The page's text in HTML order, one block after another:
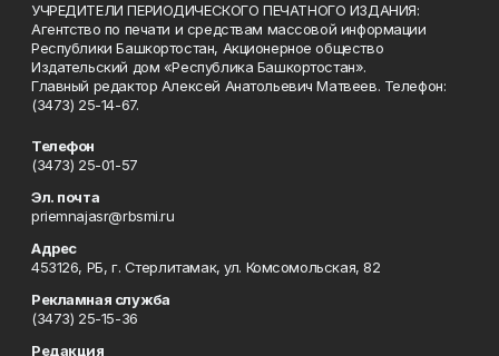
УЧРЕДИТЕЛИ ПЕРИОДИЧЕСКОГО ПЕЧАТНОГО ИЗДАНИЯ:
Агентство по печати и средствам массовой информации
Республики Башкортостан, Акционерное общество
Издательский дом «Республика Башкортостан».
Главный редактор Алексей Анатольевич Матвеев. Телефон:
(3473) 25-14-67.
Телефон
(3473) 25-01-57
Эл. почта
priemnajasr@rbsmi.ru
Адрес
453126, РБ, г. Стерлитамак, ул. Комсомольская, 82
Рекламная служба
(3473) 25-15-36
Редакция